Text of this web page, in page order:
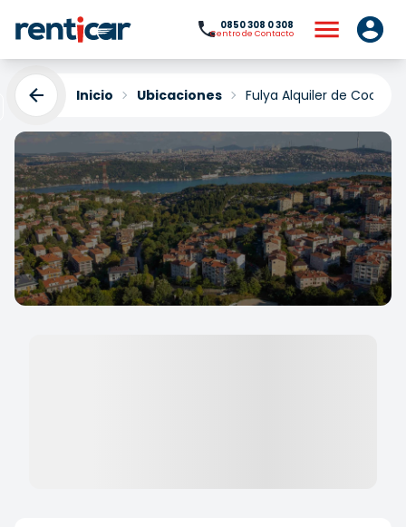
0850 308 0 308
Centro de Contacto
Inicio Ubicaciones Fulya Alquiler de Coches
Fulya Alquiler de Coches